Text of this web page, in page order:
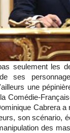
seulement les
ses
une
Comédie-
Cabrera
son scénario,
des